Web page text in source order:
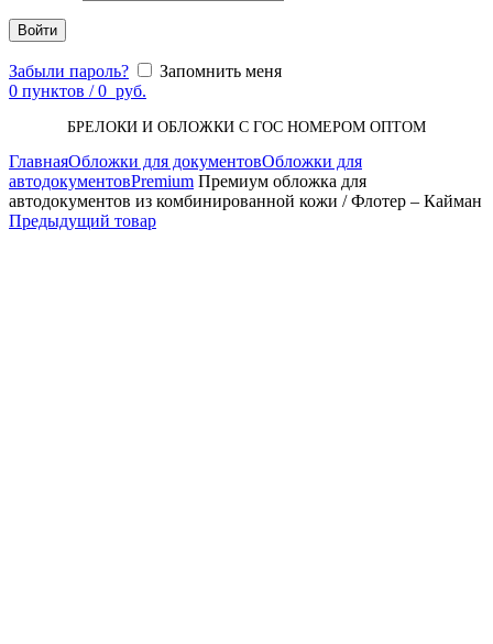
Войти
Забыли пароль?
Запомнить меня
0 пунктов / 0 руб.
БРЕЛОКИ И ОБЛОЖКИ С ГОС НОМЕРОМ ОПТОМ
ГлавнаяОбложки для документовОбложки для
автодокументовPremium Премиум обложка для
автодокументов из комбинированной кожи / Флотер – Кайман
Предыдущий товар